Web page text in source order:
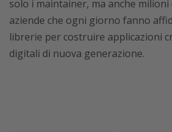
solo i maintainer, ma anche
aziende che ogni giorno fanno
librerie per costruire applicazioni
digitali di nuova generazione.